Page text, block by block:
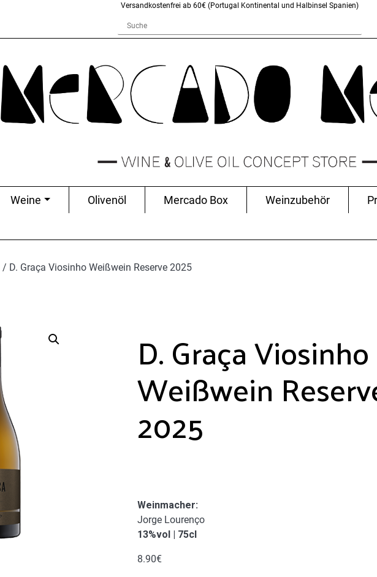
Versandkostenfrei ab 60€ (Portugal Kontinental und Halbinsel Spanien)
Weine Olivenöl Mercado Box Weinzubehör
/ D. Graça Viosinho Weißwein Reserve 2025
D. Graça Viosinho
Weißwein
2025
Weinmacher:
Jorge Lourenço
13%vol | 75cl
8.90€